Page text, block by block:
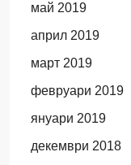
май 2019
април 2019
март 2019
февруари 2019
януари 2019
декември 2018